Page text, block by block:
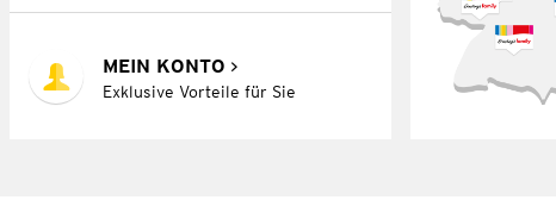
MEIN KONTO
Exklusive Vorteile für Sie